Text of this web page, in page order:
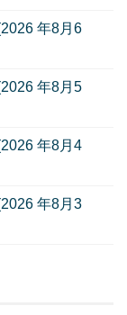
年8月6
年8月5
年8月4
年8月3